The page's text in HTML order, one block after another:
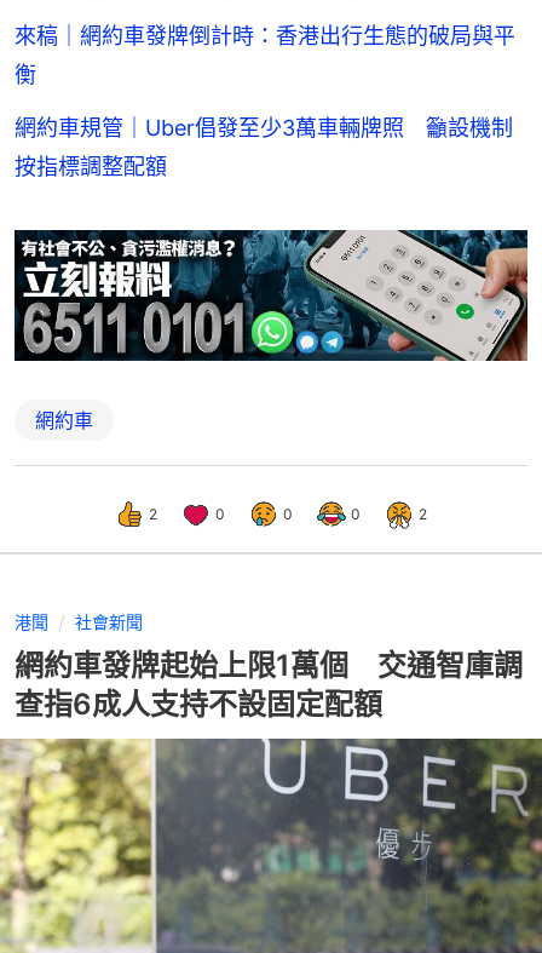
來稿｜網約車發牌倒計時：香港出行生態的破局與平
衡
網約車規管｜Uber倡發至少3萬車輛牌照 籲設機制
按指標調整配額
網約車
2 0 0 0 2
港聞 社會新聞
網約車發牌起始上限1萬個 交通智庫調
查指6成人支持不設固定配額